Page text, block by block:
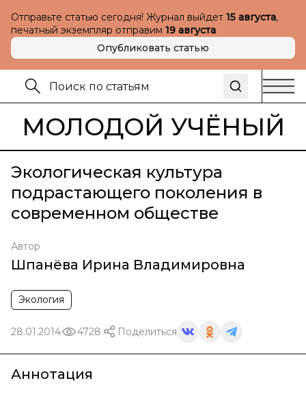
Отправьте статью сегодня! Журнал выйдет 15 августа,
печатный экземпляр отправим 19 августа
Опубликовать статью
МОЛОДОЙ УЧЁНЫЙ
Экологическая культура
подрастающего поколения в
современном обществе
Автор
Шпанёва Ирина Владимировна
Экология
28.01.2014 4728 Поделиться
Аннотация